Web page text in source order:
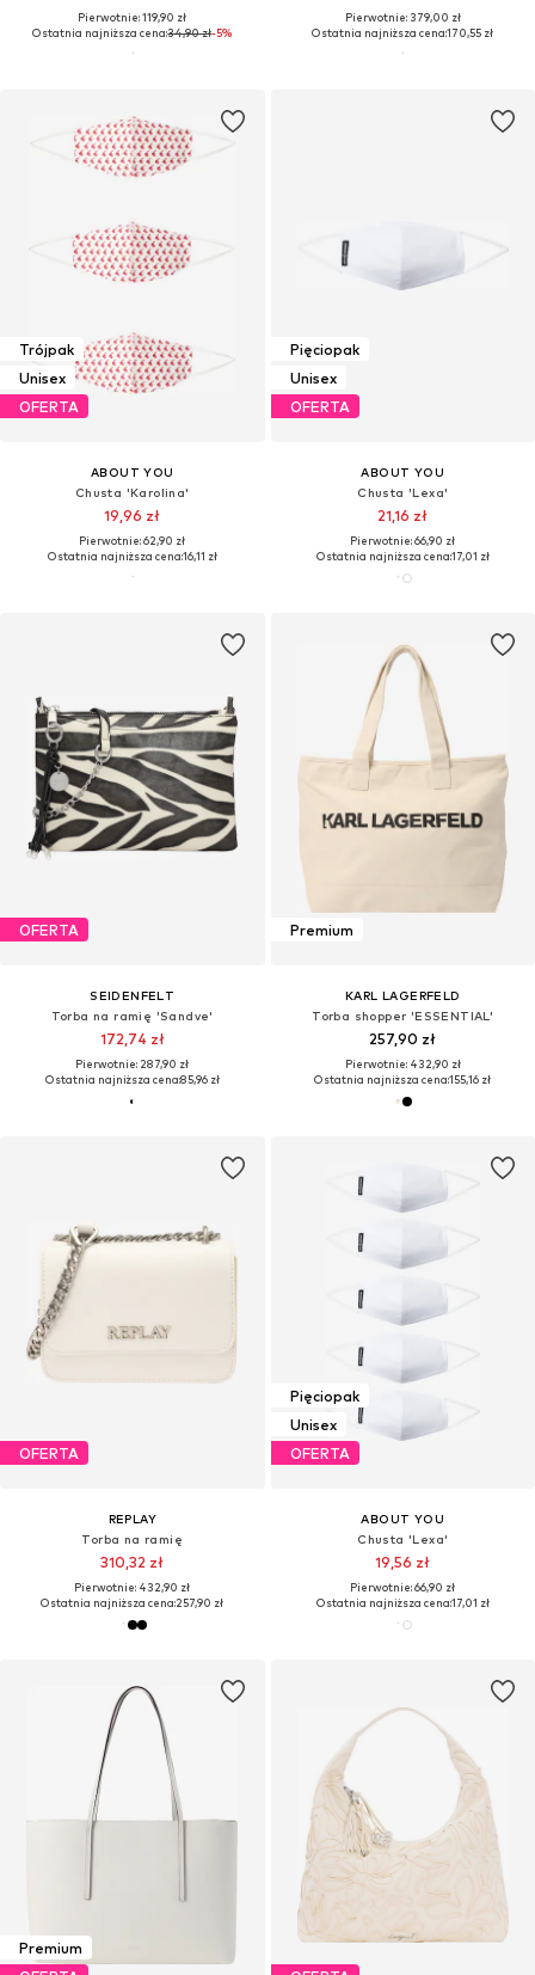
Pierwotnie: 119,90 zł
Ostatnia najniższa cena:34,90 zł-5%
Pierwotnie: 379,00 zł
Ostatnia najniższa cena:170,55 zł
Trójpak
Unisex
OFERTA
ABOUT YOU
Chusta 'Karolina'
19,96 zł
Pierwotnie: 62,90 zł
Ostatnia najniższa cena:16,11 zł
Pięciopak
Unisex
OFERTA
ABOUT YOU
Chusta 'Lexa'
21,16 zł
Pierwotnie: 66,90 zł
Ostatnia najniższa cena:17,01 zł
OFERTA
SEIDENFELT
Torba na ramię 'Sandve'
172,74 zł
Pierwotnie: 287,90 zł
Ostatnia najniższa cena:85,96 zł
Premium
KARL LAGERFELD
Torba shopper 'ESSENTIAL'
257,90 zł
Pierwotnie: 432,90 zł
Ostatnia najniższa cena:155,16 zł
OFERTA
REPLAY
Torba na ramię
310,32 zł
Pierwotnie: 432,90 zł
Ostatnia najniższa cena:257,90 zł
Pięciopak
Unisex
OFERTA
ABOUT YOU
Chusta 'Lexa'
19,56 zł
Pierwotnie: 66,90 zł
Ostatnia najniższa cena:17,01 zł
Premium